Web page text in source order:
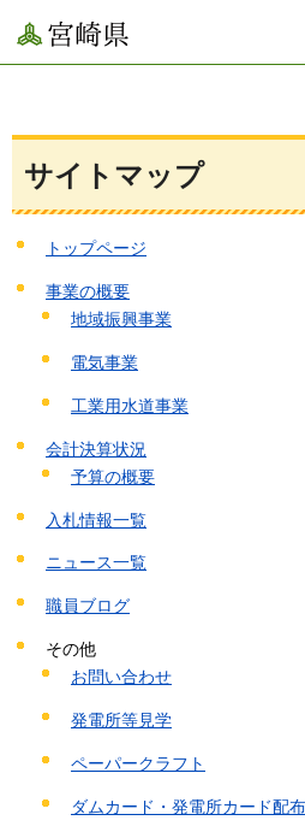
宮崎県
サイトマップ
トップページ
事業の概要
地域振興事業
電気事業
工業用水道事業
会計決算状況
予算の概要
入札情報一覧
ニュース一覧
職員ブログ
その他
お問い合わせ
発電所等見学
ペーパークラフト
ダムカード・発電所カード配